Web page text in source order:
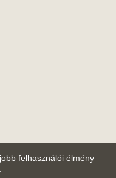
felhasználói élmény